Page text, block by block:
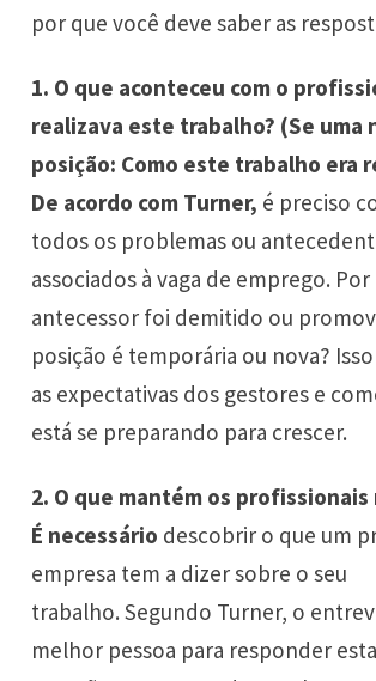
por que você deve saber as
1. O que aconteceu com o
realizava este trabalho? (Se uma
posição: Como este trabalho era
De acordo com Turner, é preciso
todos os problemas ou
associados à vaga de emprego.
antecessor foi demitido ou
posição é temporária ou nova?
as expectativas dos gestores e
está se preparando para crescer.
2. O que mantém os profissionais
É necessário descobrir o que um
empresa tem a dizer sobre o seu
trabalho. Segundo Turner, o
melhor pessoa para responder esta